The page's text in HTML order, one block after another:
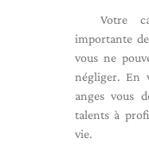
Votre
importante
vous ne
négliger. En
anges vous
talents à
vie.